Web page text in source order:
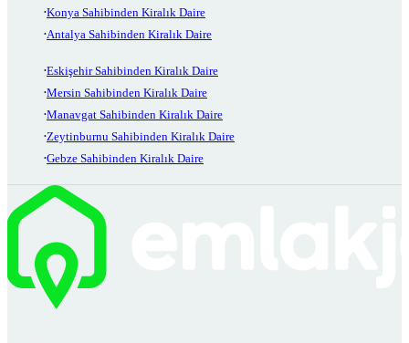
Konya Sahibinden Kiralık Daire
Antalya Sahibinden Kiralık Daire
Eskişehir Sahibinden Kiralık Daire
Mersin Sahibinden Kiralık Daire
Manavgat Sahibinden Kiralık Daire
Zeytinburnu Sahibinden Kiralık Daire
Gebze Sahibinden Kiralık Daire